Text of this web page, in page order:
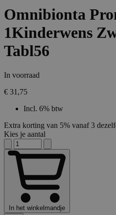
Omnibionta
1Kinderwens
Tabl56
In voorraad
€ 31,75
Incl. 6% btw
Extra korting van 5% vanaf 3
Kies je aantal
In het winkelmandje